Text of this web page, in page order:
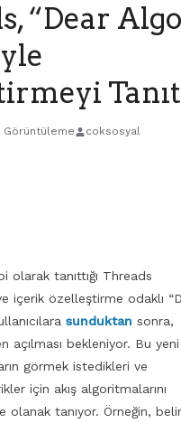
“Dear
Görüntüleme coksosyal
olarak tanıttığı Threads
içerik özelleştirme odaklı
sunduktan sonra,
açılması bekleniyor. Bu yeni
görmek istedikleri ve
için akış algoritmalarını
olanak tanıyor. Örneğin,